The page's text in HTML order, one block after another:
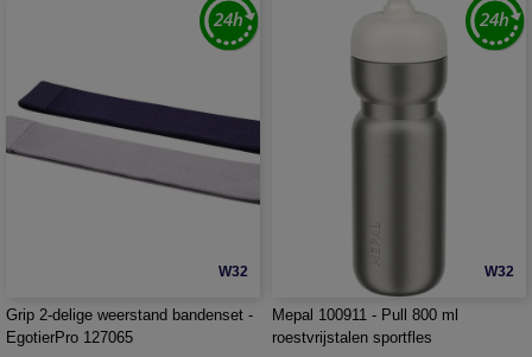
W32
Grip 2-delige weerstand bandenset -
EgotierPro 127065
W32
Mepal 100911 - Pull 800 ml
roestvrijstalen sportfles